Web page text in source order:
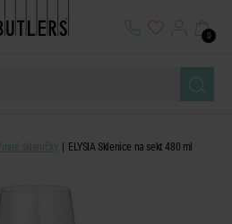
0
skleničky ELYSIA Sklenice na sekt 480 ml